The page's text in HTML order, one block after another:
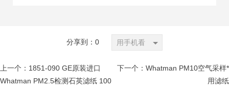
分享到： 0 用手机看
上一个： 1851-090 GE原装进口
Whatman PM2.5检测石英滤纸 100
下一个： Whatman PM10空气采样*
用滤纸